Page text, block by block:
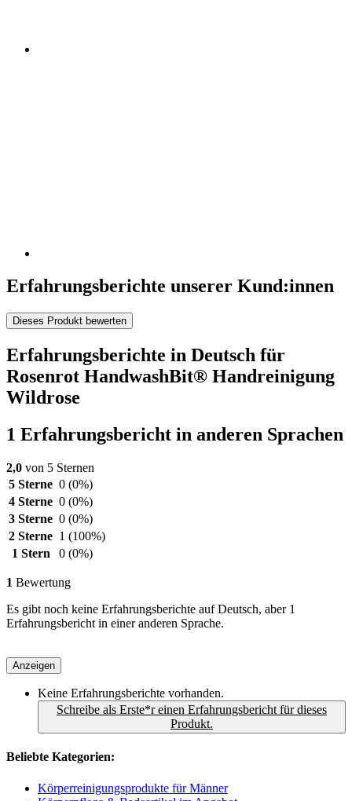
Erfahrungsberichte unserer Kund:innen
Dieses Produkt bewerten
Erfahrungsberichte in Deutsch für
Rosenrot HandwashBit® Handreinigung
Wildrose
1 Erfahrungsbericht in anderen Sprachen
2,0 von 5 Sternen
5 Sterne 0 (0%)
4 Sterne 0 (0%)
3 Sterne 0 (0%)
2 Sterne 1 (100%)
1 Stern
0 (0%)
1 Bewertung
Es gibt noch keine Erfahrungsberichte auf Deutsch, aber 1
Erfahrungsbericht in einer anderen Sprache.
Anzeigen
Keine Erfahrungsberichte vorhanden.
Schreibe als Erste*r einen Erfahrungsbericht für dieses
Produkt.
Beliebte Kategorien:
Körperreinigungsprodukte für Männer